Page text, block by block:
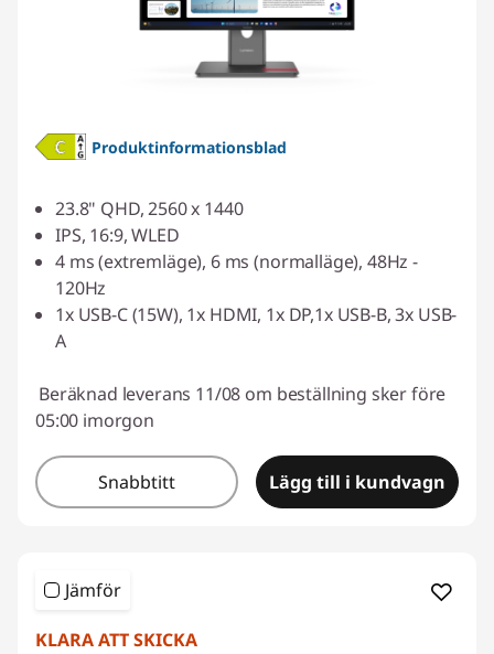
Produktinformationsblad
23.8" QHD, 2560 x 1440
IPS, 16:9, WLED
4 ms (extremläge), 6 ms (normalläge), 48Hz -
120Hz
1x USB-C (15W), 1x HDMI, 1x DP,1x USB-B, 3x USB-
A
Beräknad leverans 11/08 om beställning sker före
05:00 imorgon
Snabbtitt Lägg till i kundvagn
Jämför
KLARA ATT SKICKA